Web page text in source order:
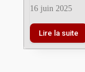
16 juin 2025
Lire la suite